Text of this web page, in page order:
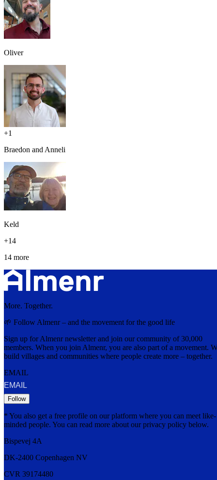
Oliver
+1
Braedon and Anneli
Keld
+14
14 more
More. Together.
🌱 Follow Almenr – and the movement for the good life
Sign up for Almenr newsletter and join our community of 30,000
members. When you join Almenr, you are also part of a movement.
build villages and communities where people create more – together.
EMAIL
Follow
* You also get a free profile on our platform where you can meet like-
minded people. You can read more about our privacy policy below.
Bispevej 4A
DK-2400 Copenhagen NV
CVR 39174480